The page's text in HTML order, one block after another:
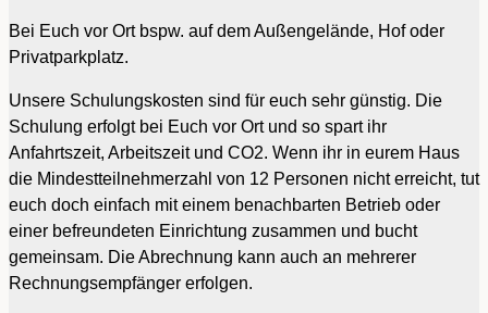
Bei Euch vor Ort bspw. auf dem Außengelände, Hof oder
Privatparkplatz.
Unsere Schulungskosten sind für euch sehr günstig. Die
Schulung erfolgt bei Euch vor Ort und so spart ihr
Anfahrtszeit, Arbeitszeit und CO2. Wenn ihr in eurem Haus
die Mindestteilnehmerzahl von 12 Personen nicht erreicht, tut
euch doch einfach mit einem benachbarten Betrieb oder
einer befreundeten Einrichtung zusammen und bucht
gemeinsam. Die Abrechnung kann auch an mehrerer
Rechnungsempfänger erfolgen.